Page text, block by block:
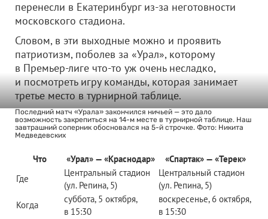
перенесли в Екатеринбург из-за неготовности
московского стадиона.
Словом, в эти выходные можно и проявить
патриотизм, поболев за «Урал», которому
в Премьер-лиге что-то уж очень несладко,
и посмотреть игру команды, которая занимает
третье место в турнирной таблице.
Последний матч «Урала» закончился ничьей — это дало
возможность закрепиться на 14-м месте в турнирной таблице. Наш
завтрашний соперник обосновался на 5-й строчке. Фото: Никита
Медведевских
Что «Урал» — «Краснодар»
«Спартак» — «Терек»
Где
Центральный стадион
(ул. Репина, 5)
Центральный стадион
(ул. Репина, 5)
Когда
суббота, 5 октября,
в 15:30
воскресенье, 6 октября,
в 15:30